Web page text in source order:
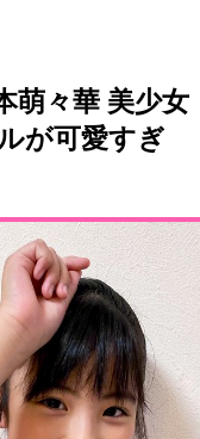
萌々華 美少女
が可愛すぎ